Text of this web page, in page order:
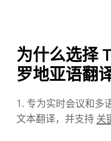
为什么选择
罗地亚语翻
1. 专为实时会议和多
文本翻译，并支持 关